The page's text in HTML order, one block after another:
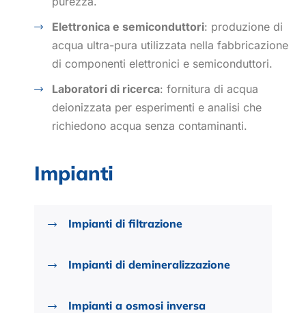
Elettronica e semiconduttori: produzione di
acqua ultra-pura utilizzata nella fabbricazione
di componenti elettronici e semiconduttori.
Laboratori di ricerca: fornitura di acqua
deionizzata per esperimenti e analisi che
richiedono acqua senza contaminanti.
Impianti
Impianti di filtrazione
Impianti di demineralizzazione
Impianti a osmosi inversa